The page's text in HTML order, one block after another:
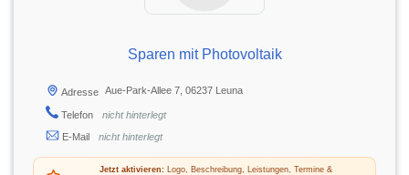
Sparen mit Photovoltaik
Adresse Aue-Park-Allee 7, 06237 Leuna
Telefon
nicht hinterlegt
E-Mail
nicht hinterlegt
Jetzt aktivieren:Logo, Beschreibung, Leistungen, Termine &